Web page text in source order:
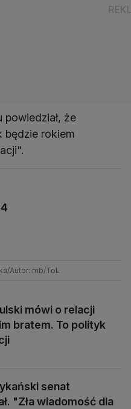
powiedział, że
będzie rokiem
Autor: mb/ToL
mówi o relacji
bratem. To polityk
senat
"Zła wiadomość dla